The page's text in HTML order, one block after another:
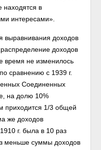
находятся в
интересами».
выравнивания доходов
доходов
время не изменилось
сравнению с 1939 г.
Соединенных
на долю 10%
приходится 1/3 общей
же доходов
г. была в 10 раз
меньше суммы доходов